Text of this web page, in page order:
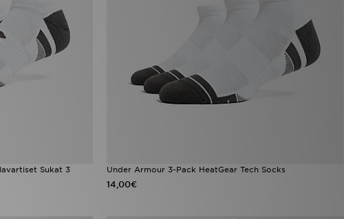
Sukat 3
Under Armour 3-Pack HeatGear Tech Socks
14,00€